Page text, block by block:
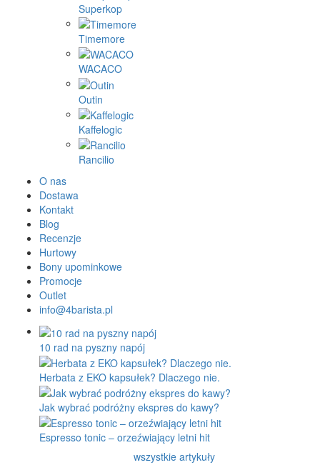
Superkop
Timemore
WACACO
Outin
Kaffelogic
Rancilio
O nas
Dostawa
Kontakt
Blog
Recenzje
Hurtowy
Bony upominkowe
Promocje
Outlet
info@4barista.pl
10 rad na pyszny napój
Herbata z EKO kapsułek? Dlaczego nie.
Jak wybrać podróżny ekspres do kawy?
Espresso tonic – orzeźwiający letni hit
wszystkie artykuły